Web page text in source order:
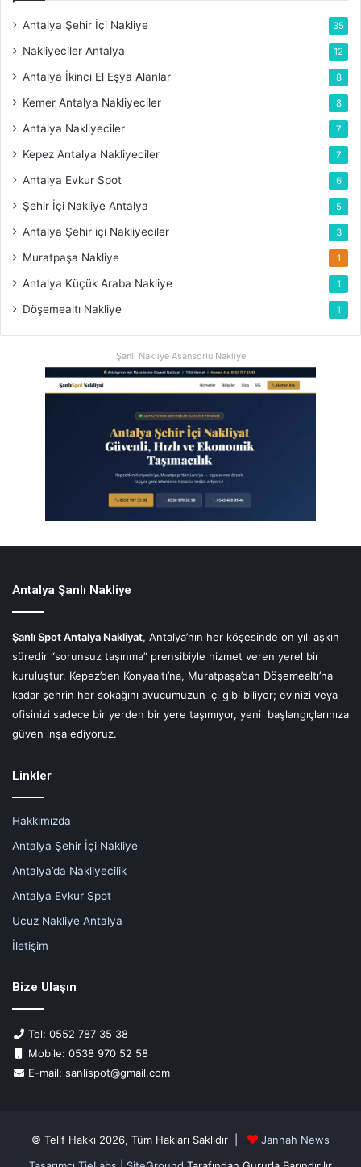
Antalya Şehir İçi Nakliye 35
Nakliyeciler Antalya 12
Antalya İkinci El Eşya Alanlar 8
Kemer Antalya Nakliyeciler 8
Antalya Nakliyeciler 7
Kepez Antalya Nakliyeciler 7
Antalya Evkur Spot 6
Şehir İçi Nakliye Antalya 5
Antalya Şehir içi Nakliyeciler 3
Muratpaşa Nakliye 1
Antalya Küçük Araba Nakliye 1
Döşemealtı Nakliye 1
Şanlı Nakliye Asansörlü Nakliye
Antalya Şanlı Nakliye
Şanlı Spot Antalya Nakliyat, Antalya’nın her köşesinde on yılı aşkın
süredir “sorunsuz taşınma” prensibiyle hizmet veren yerel bir
kuruluştur. Kepez’den Konyaaltı’na, Muratpaşa’dan Döşemealtı’na
kadar şehrin her sokağını avucumuzun içi gibi biliyor; evinizi veya
ofisinizi sadece bir yerden bir yere taşımıyor, yeni başlangıçlarınıza
güven inşa ediyoruz.
Linkler
Hakkımızda
Antalya Şehir İçi Nakliye
Antalya’da Nakliyecilik
Antalya Evkur Spot
Ucuz Nakliye Antalya
İletişim
Bize Ulaşın
Tel: 0552 787 35 38
Mobile: 0538 970 52 58
E-mail: sanlispot@gmail.com
© Telif Hakkı 2026, Tüm Hakları Saklıdır |
Jannah News